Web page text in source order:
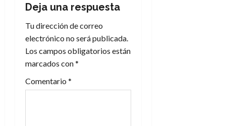
Deja una respuesta
Tu dirección de correo
electrónico no será publicada.
Los campos obligatorios están
marcados con*
Comentario *